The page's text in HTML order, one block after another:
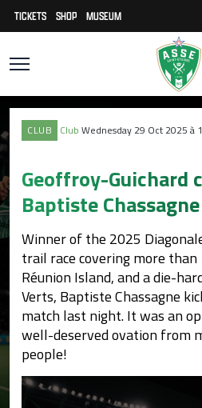
TICKETS SHOP MUSEUM
CLUB Club Wednesday 29 Oct 2025 à
Geoffroy-Guichard
Baptiste Chassagne
Winner of the 2025
trail race covering more
Réunion Island, and a die-
Verts, Baptiste Chassagne
match last night. It was an
well-deserved ovation from
people!